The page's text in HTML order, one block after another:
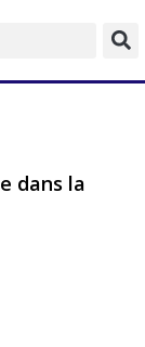
dans la